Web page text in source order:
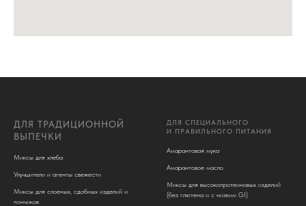
ДЛЯ ТРАДИЦИОННОЙ
ВЫПЕЧКИ
Миксы для хлеба
Улучшители и агенты свежести
Миксы для слоеных, сдобных изделий и
пончиков
ДЛЯ СПЕЦИАЛЬНОГО
И ПРАВИЛЬНОГО ПИТАНИЯ
Амарантовая мука
Амарантовое масло
Миксы для высокопротеиновых изделий
(без глютена и c низким GI)